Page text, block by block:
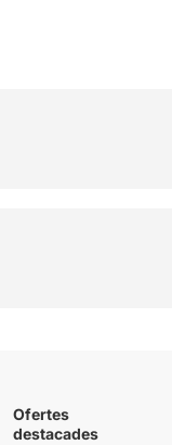
Ofertes
destacades